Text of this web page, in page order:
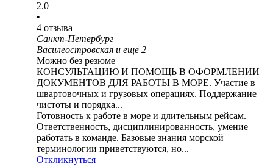
2.0
•
4 отзыва
Санкт-Петербург
Василеостровская и еще 2
Можно без резюме
КОНСУЛЬТАЦИЮ И ПОМОЩЬ В ОФОРМЛЕНИИ
ДОКУМЕНТОВ ДЛЯ РАБОТЫ В МОРЕ. Участие в
швартовочных и грузовых операциях. Поддержание
чистоты и порядка...
Готовность к работе в море и длительным рейсам.
Ответственность, дисциплинированность, умение
работать в команде. Базовые знания морской
терминологии приветствуются, но...
Откликнуться